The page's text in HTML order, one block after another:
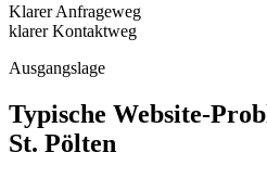
Klarer Anfrageweg
klarer Kontaktweg
Ausgangslage
Typische Website-
St. Pölten